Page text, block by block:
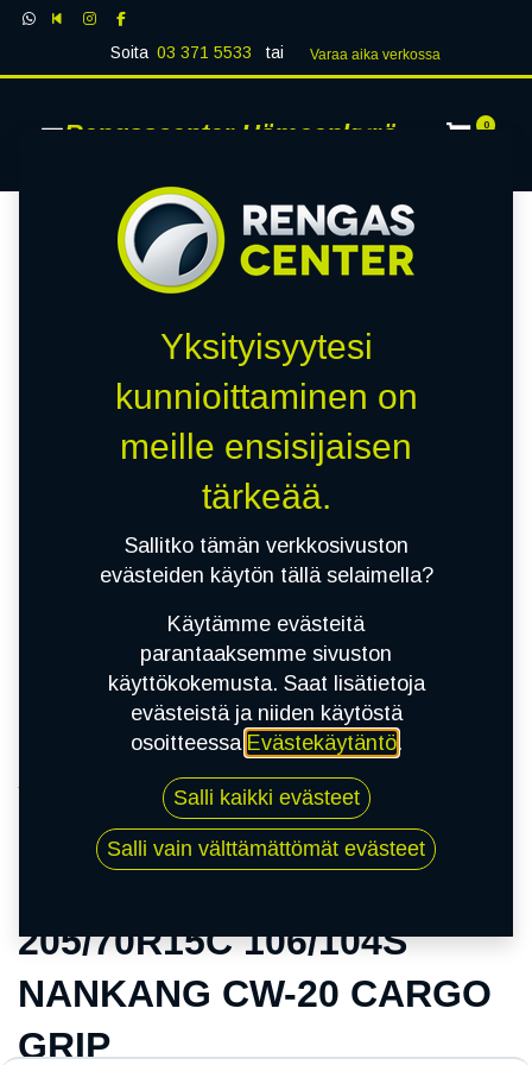
Soita 03 371 5533 tai Varaa aika verk​​​​ossa
Rengascenter Hämeenkyrö 0
205/70R15C 106/104S NANKANG CW-20
CARGO GRIP
205/70R15C 106/104S
NANKANG CW-20 CARGO
GRIP
Yksityisyytesi
kunnioittaminen on
meille ensisijaisen
tärkeää.
Sallitko tämän verkkosivuston
evästeiden käytön tällä selaimella?
Käytämme evästeitä
parantaaksemme sivuston
käyttökokemusta. Saat lisätietoja
evästeistä ja niiden käytöstä
osoitteessa Evästekäytäntö.
Salli kaikki evästeet
Salli vain välttämättömät evästeet